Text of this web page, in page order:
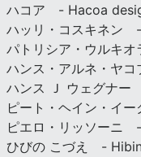
ハコア - Hacoa
ハッリ・コスキネン
パトリシア・ウルキ
ハンス・アルネ・ヤ
ハンス Ｊ ウェグナ
ピート・ヘイン・イ
ピエロ・リッソーニ
ひびの こづえ -